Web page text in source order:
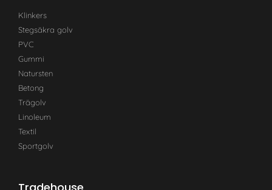
Klinkers
Stegsäkra golv
PVC
Gummi
Natursten
Betong
Trägolv
Linoleum
Textil
Sportgolv